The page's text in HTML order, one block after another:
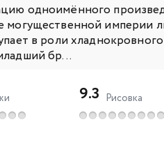
одноимённого
могущественной империи
в роли
бр...
9.3 Рисовка